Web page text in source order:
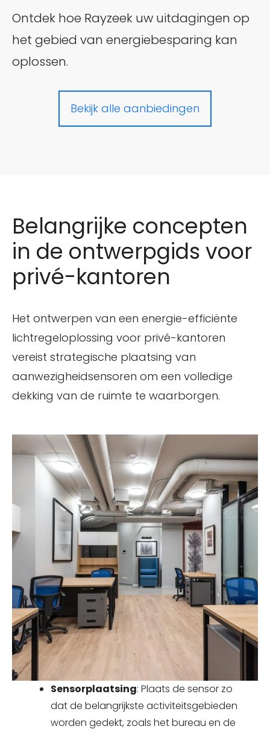
Ontdek hoe Rayzeek uw uitdagingen op
het gebied van energiebesparing kan
oplossen.
Bekijk alle aanbiedingen
Belangrijke concepten
in de ontwerpgids voor
privé-kantoren
Het ontwerpen van een energie-efficiënte
lichtregeloplossing voor privé-kantoren
vereist strategische plaatsing van
aanwezigheidsensoren om een volledige
dekking van de ruimte te waarborgen.
Sensorplaatsing: Plaats de sensor zo
dat de belangrijkste activiteitsgebieden
worden gedekt, zoals het bureau en de